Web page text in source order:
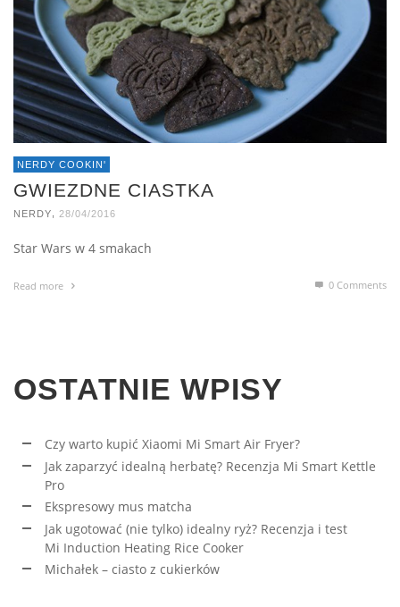
NERDY COOKIN'
GWIEZDNE CIASTKA
NERDY 28/04/2016
Star Wars w 4 smakach
Read more 0 Comments
OSTATNIE WPISY
Czy warto kupić Xiaomi Mi Smart Air Fryer?
Jak zaparzyć idealną herbatę? Recenzja Mi Smart Kettle
Pro
Ekspresowy mus matcha
Jak ugotować (nie tylko) idealny ryż? Recenzja i test
Mi Induction Heating Rice Cooker
Michałek – ciasto z cukierków